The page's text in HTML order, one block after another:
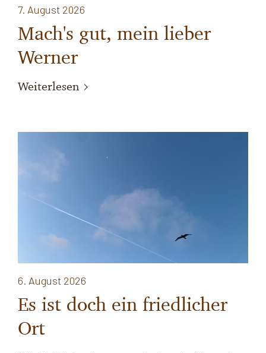
7. August 2026
Mach's gut, mein lieber
Werner
Weiterlesen
6. August 2026
Es ist doch ein friedlicher
Ort